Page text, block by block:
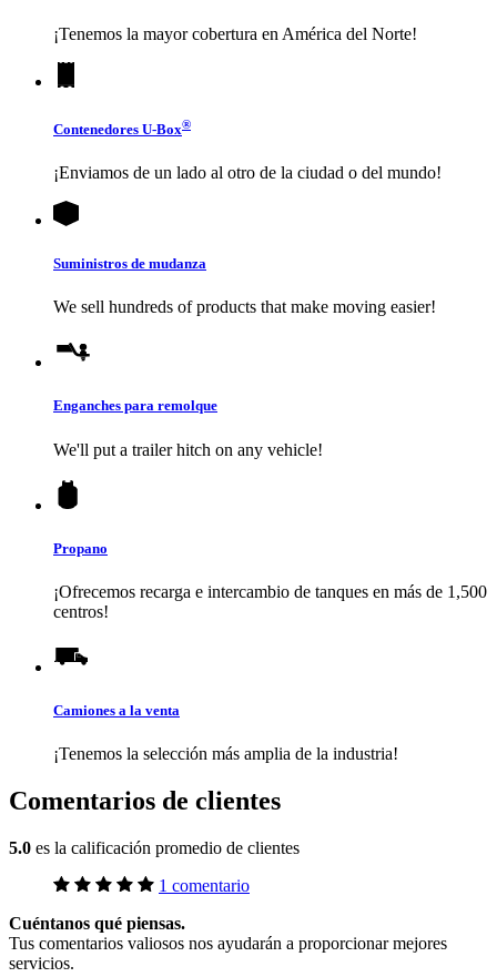
¡Tenemos la mayor cobertura en América del Norte!
Contenedores U-Box®
¡Enviamos de un lado al otro de la ciudad o del mundo!
Suministros de mudanza
We sell hundreds of products that make moving easier!
Enganches para remolque
We'll put a trailer hitch on any vehicle!
Propano
¡Ofrecemos recarga e intercambio de tanques en más de 1,500
centros!
Camiones a la venta
¡Tenemos la selección más amplia de la industria!
Comentarios de clientes
5.0 es la calificación promedio de clientes
1 comentario
Cuéntanos qué piensas.
Tus comentarios valiosos nos ayudarán a proporcionar mejores
servicios.